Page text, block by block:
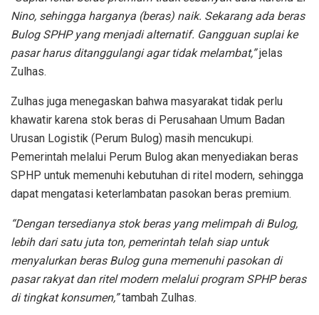
Nino, sehingga harganya (beras) naik. Sekarang ada beras
Bulog SPHP yang menjadi alternatif. Gangguan suplai ke
pasar harus ditanggulangi agar tidak melambat,”jelas
Zulhas.
Zulhas juga menegaskan bahwa masyarakat tidak perlu
khawatir karena stok beras di Perusahaan Umum Badan
Urusan Logistik (Perum Bulog) masih mencukupi.
Pemerintah melalui Perum Bulog akan menyediakan beras
SPHP untuk memenuhi kebutuhan di ritel modern, sehingga
dapat mengatasi keterlambatan pasokan beras premium.
“Dengan tersedianya stok beras yang melimpah di Bulog,
lebih dari satu juta ton, pemerintah telah siap untuk
menyalurkan beras Bulog guna memenuhi pasokan di
pasar rakyat dan ritel modern melalui program SPHP beras
di tingkat konsumen,”tambah Zulhas.